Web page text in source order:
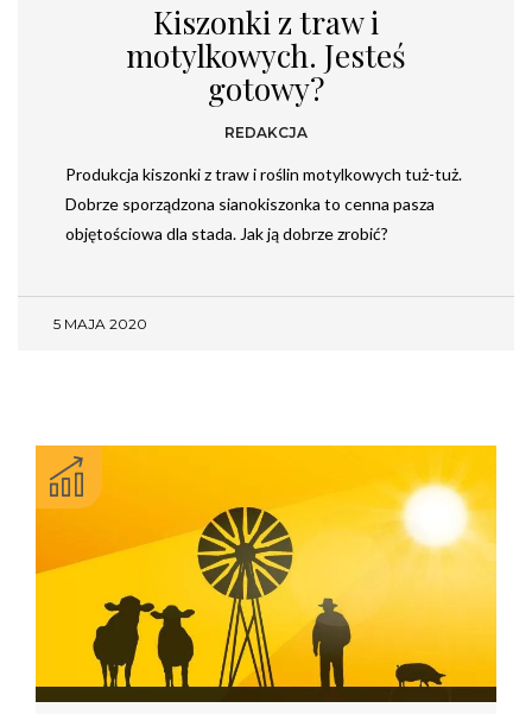
Kiszonki z traw i
motylkowych. Jesteś
gotowy?
REDAKCJA
Produkcja kiszonki z traw i roślin motylkowych tuż-tuż.
Dobrze sporządzona sianokiszonka to cenna pasza
objętościowa dla stada. Jak ją dobrze zrobić?
5 MAJA 2020